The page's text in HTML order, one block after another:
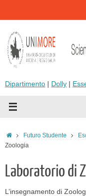
Dipartimento Dolly
HomeFuturo Studente
Zoologia
Laboratorio di
L’insegnamento di